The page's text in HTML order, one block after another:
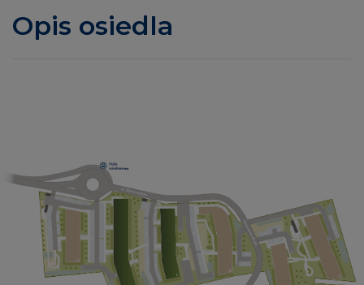
Opis osiedla